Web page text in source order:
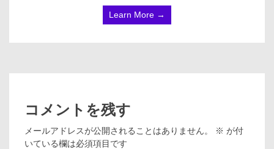
Learn More →
コメントを残す
メールアドレスが公開されることはありません。 ※ が付
いている欄は必須項目です